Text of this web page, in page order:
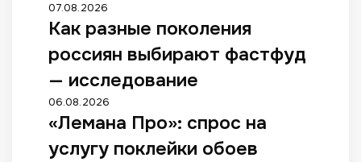
07.08.2026
Как разные поколения
россиян выбирают фастфуд
— исследование
06.08.2026
«Лемана Про»: спрос на
услугу поклейки обоев